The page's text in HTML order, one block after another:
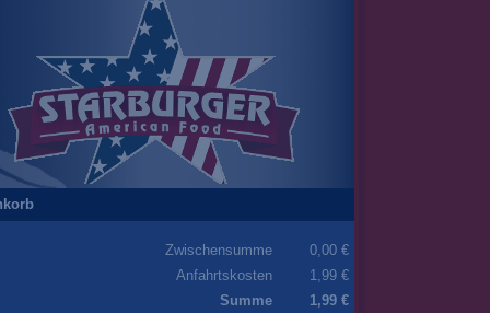
Zwischensumme
0,00 €
Anfahrtskosten
1,99 €
Summe
1,99 €